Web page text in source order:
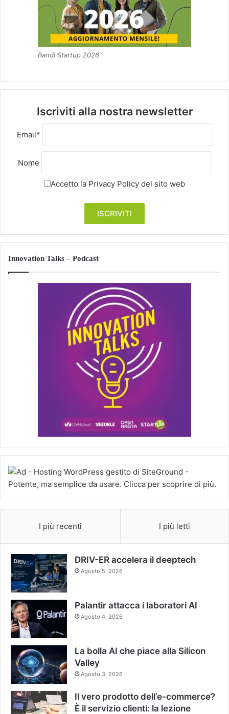
Bandi Startup 2026
Iscriviti alla nostra newsletter
Email*
Nome
Accetto la Privacy Policy del sito web
Innovation Talks – Podcast
I più recenti I più letti
DRIV-ER accelera il deeptech
Agosto 5, 2026
Palantir attacca i laboratori AI
Agosto 4, 2026
La bolla AI che piace alla Silicon
Valley
Agosto 3, 2026
Il vero prodotto dell’e-commerce?
È il servizio clienti: la lezione